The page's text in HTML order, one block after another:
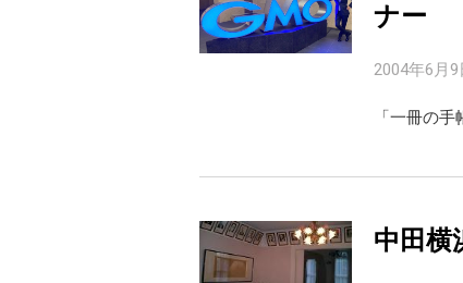
ナー
2004年6月9
「一冊の
中田横